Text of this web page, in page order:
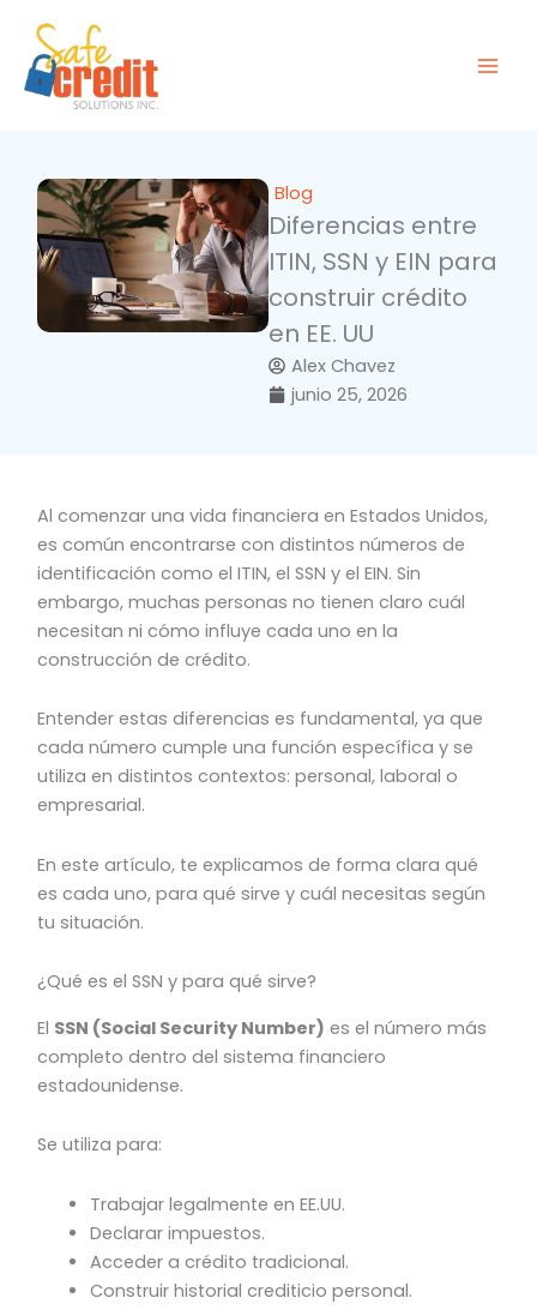
contenido
Blog
Diferencias entre
ITIN, SSN y EIN para
construir crédito
en EE. UU
Alex Chavez
junio 25, 2026
Al comenzar una vida financiera en Estados Unidos,
es común encontrarse con distintos números de
identificación como el ITIN, el SSN y el EIN. Sin
embargo, muchas personas no tienen claro cuál
necesitan ni cómo influye cada uno en la
construcción de crédito.
Entender estas diferencias es fundamental, ya que
cada número cumple una función específica y se
utiliza en distintos contextos: personal, laboral o
empresarial.
En este artículo, te explicamos de forma clara qué
es cada uno, para qué sirve y cuál necesitas según
tu situación.
¿Qué es el SSN y para qué sirve?
El SSN (Social Security Number) es el número más
completo dentro del sistema financiero
estadounidense.
Se utiliza para:
Trabajar legalmente en EE.UU.
Declarar impuestos.
Acceder a crédito tradicional.
Construir historial crediticio personal.